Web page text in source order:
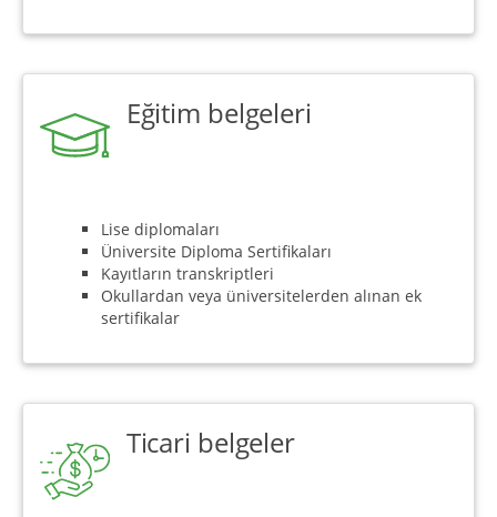
Eğitim belgeleri
Lise diplomaları
Üniversite Diploma Sertifikaları
Kayıtların transkriptleri
Okullardan veya üniversitelerden alınan ek
sertifikalar
Ticari belgeler